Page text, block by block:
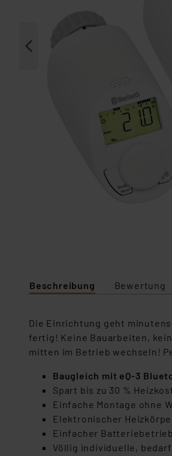
Beschreibung Bewertung
Die Einrichtung geht
fertig! Keine Bauarbeiten,
mitten im Betrieb wechseln!
Baugleich mit eQ-3
Spart bis zu 30 %
Einfache Montage ohne
Elektronischer
Einfacher
Völlig individuelle,